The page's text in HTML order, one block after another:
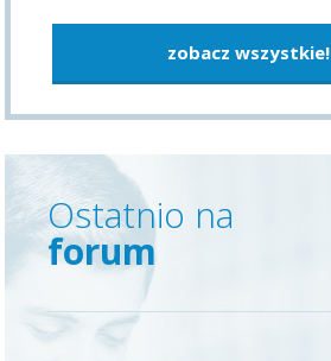
zobacz wszystkie!
Ostatnio na
forum